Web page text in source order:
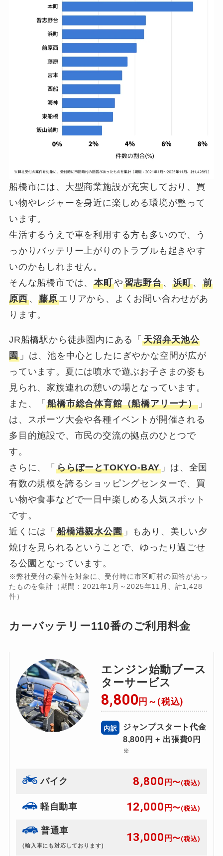
船橋市には、大型商業施設が充実しており、買
い物やレジャーを身近に楽しめる環境が整って
います。
生活するうえで車を利用する方も多いので、う
っかりバッテリー上がりのトラブルも起きやす
いのかもしれません。
そんな船橋市では、本町や習志野台、 浜町、前
原西、藤原エリアから、よくお問い合わせがあ
ります。
JR船橋駅から徒歩圏内にある「天沼弁天池公
園」は、池を中心としたにぎやかな空間が広が
っています。夏には噴水で遊ぶお子さまの姿も
見られ、家族連れの憩いの場となっています。
また、「船橋市総合体育館（船橋アリーナ） 」
は、スポーツ大会や各種イベントが開催される
多目的施設で、市民の交流の拠点のひとつで
す。
さらに、「 ららぽーとTOKYO-BAY 」は、全国
有数の規模を誇るショッピングセンターで、買
い物や食事などで一日中楽しめる人気スポット
です。
近くには「 船橋港親水公園」もあり、美しい夕
焼けを見られるということで、ゆったり過ごせ
る公園となっています。
※弊社受付の案件を対象に、受付時に市区町村の回答があっ
たものを集計（期間：2021年1月～2025年11月、計1,428
件）
カーバッテリー110番のご利用料金
エンジン始動ブース
ターサービス
8,800円～(税込)
内訳
ジャンプスタート代金
8,800円 + 出張費0円
※
バイク 8,800 円〜(税込)
軽自動車 12,000 円〜(税込)
普通車
(輸入車にも対応しております)
13,000 円〜(税込)